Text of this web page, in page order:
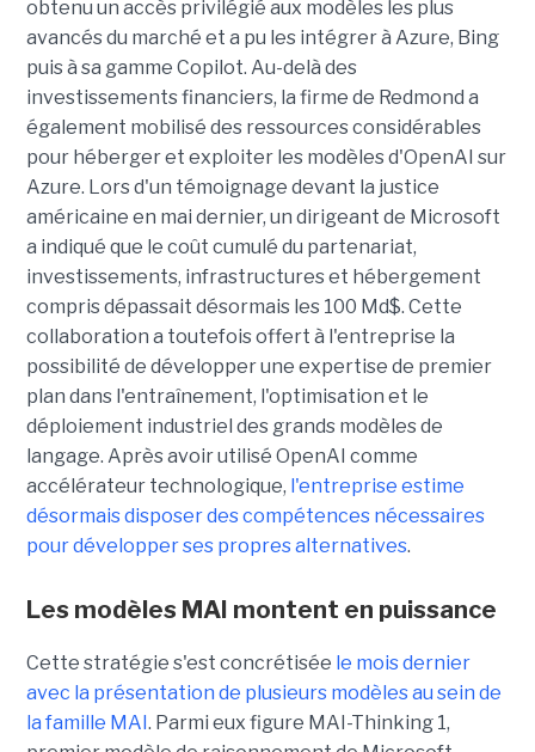
obtenu un accès privilégié aux modèles les plus
avancés du marché et a pu les intégrer à Azure, Bing
puis à sa gamme Copilot. Au-delà des
investissements financiers, la firme de Redmond a
également mobilisé des ressources considérables
pour héberger et exploiter les modèles d'OpenAI sur
Azure. Lors d'un témoignage devant la justice
américaine en mai dernier, un dirigeant de Microsoft
a indiqué que le coût cumulé du partenariat,
investissements, infrastructures et hébergement
compris dépassait désormais les 100 Md$. Cette
collaboration a toutefois offert à l'entreprise la
possibilité de développer une expertise de premier
plan dans l'entraînement, l'optimisation et le
déploiement industriel des grands modèles de
langage. Après avoir utilisé OpenAI comme
accélérateur technologique, l'entreprise estime
désormais disposer des compétences nécessaires
pour développer ses propres alternatives.
Les modèles MAI montent en puissance
Cette stratégie s'est concrétisée le mois dernier
avec la présentation de plusieurs modèles au sein de
la famille MAI . Parmi eux figure MAI-Thinking 1,